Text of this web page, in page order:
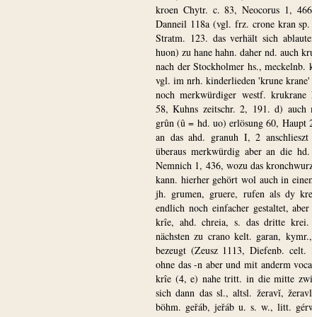
kroen Chytr. c. 83, Neocorus 1,
Danneil 118a (vgl. frz. crone kran
Stratm. 123. das verhält sich
huon) zu hane hahn. daher nd. auch
nach der Stockholmer hs.,
vgl. im nrh. kinderlieden 'krune
noch merkwürdiger westf. krukrane
58, Kuhns zeitschr. 2, 191. d)
grûn (û = hd. uo) erlösung 60, Haupt
an das ahd. granuh I, 2
überaus merkwürdig aber an die
Nemnich 1, 436, wozu das
kann. hierher gehört wol auch in
jh. grumen, gruere, rufen als dy
endlich noch einfacher gestaltet,
krîe, ahd. chreia, s. das dritte
nächsten zu crano kelt. garan,
bezeugt (Zeusz 1113, Diefenb.
ohne das -n aber und mit anderm
krîe (4, e) nahe tritt. in die mitte
sich dann das sl., altsl. žeravĭ,
böhm. geřáb, jeřáb u. s. w., litt.